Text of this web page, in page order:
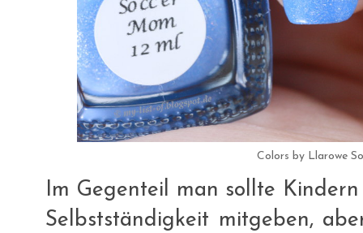
Colors by Llarowe
Im Gegenteil man sollte
Selbstständigkeit mitgeben,